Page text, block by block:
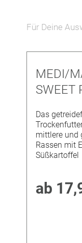
Für Deine
MEDI/
SWEET
Das
mittlere und
Rassen mit
Süßkartoffel
ab